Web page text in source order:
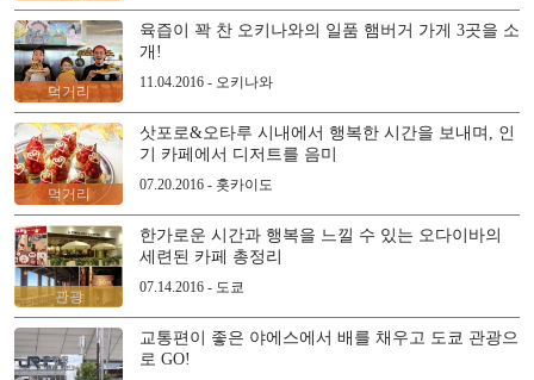
먹거리
육즙이 꽉 찬 오키나와의 일품 햄버거 가게 3곳을 소
개!
11.04.2016 - 오키나와
먹거리
삿포로&오타루 시내에서 행복한 시간을 보내며, 인
기 카페에서 디저트를 음미
07.20.2016 - 홋카이도
관광
한가로운 시간과 행복을 느낄 수 있는 오다이바의
세련된 카페 총정리
07.14.2016 - 도쿄
교통편이 좋은 야에스에서 배를 채우고 도쿄 관광으
로 GO!